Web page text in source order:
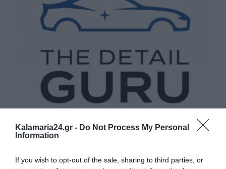
Kalamaria24.gr - Do Not Process My Personal
Information
If you wish to opt-out of the sale, sharing to third parties, or